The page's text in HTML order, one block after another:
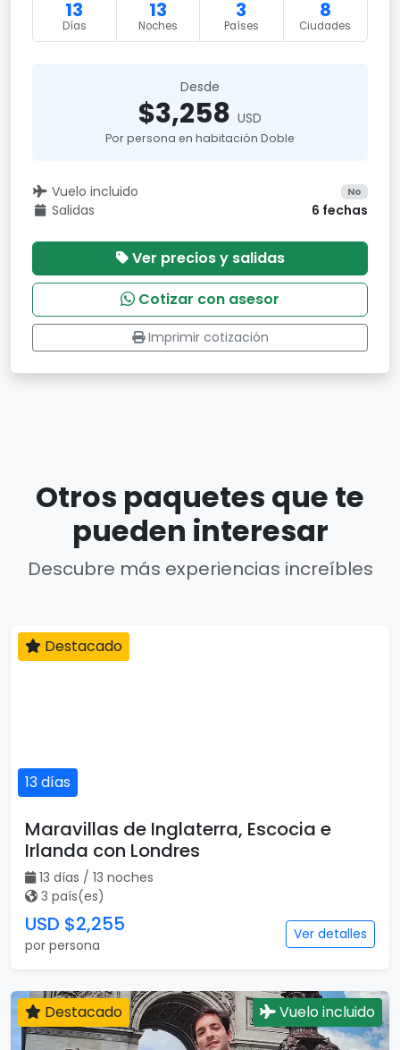
13
Días
13
Noches
3
Países
8
Ciudades
Desde
$3,258 USD
Por persona en habitación Doble
Vuelo incluido No
Salidas 6 fechas
Ver precios y salidas
Cotizar con asesor
Imprimir cotización
Otros paquetes que te
pueden interesar
Descubre más experiencias increíbles
13 días
Destacado
Maravillas de Inglaterra, Escocia e
Irlanda con Londres
13 días / 13 noches
3 país(es)
USD $2,255
por persona
Ver detalles
Destacado Vuelo incluido